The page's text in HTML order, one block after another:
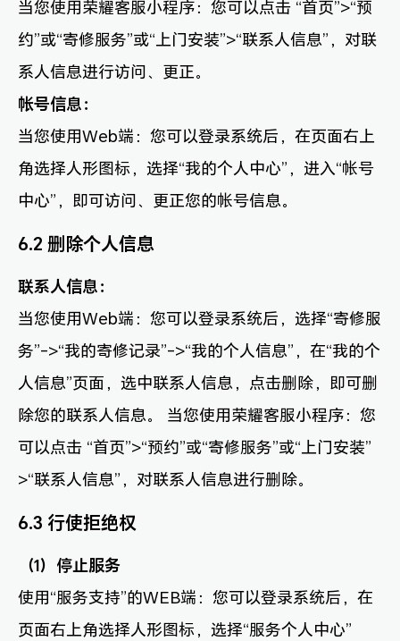
当您使用荣耀客服小程序：您可以点击 “首页”>“预
约”或“寄修服务”或“上门安装”>“联系人信息”，对联
系人信息进行访问、更正。
帐号信息：
当您使用Web端：您可以登录系统后，在页面右上
角选择人形图标，选择“我的个人中心”，进入“帐号
中心”，即可访问、更正您的帐号信息。
6.2 删除个人信息
联系人信息：
当您使用Web端：您可以登录系统后，选择“寄修服
务”->“我的寄修记录”->“我的个人信息”，在“我的个
人信息”页面，选中联系人信息，点击删除，即可删
除您的联系人信息。 当您使用荣耀客服小程序：您
可以点击 “首页”>“预约”或“寄修服务”或“上门安装”
>“联系人信息”，对联系人信息进行删除。
6.3 行使拒绝权
（1）停止服务
使用“服务支持”的WEB端：您可以登录系统后，在
页面右上角选择人形图标，选择“服务个人中心”